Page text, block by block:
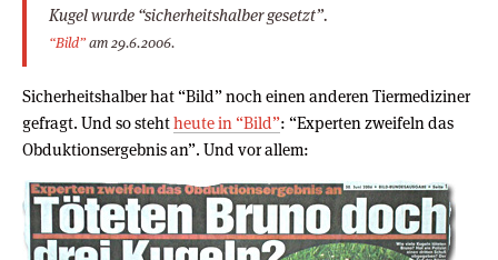
Kugel wurde “sicherheitshalber gesetzt”.
“Bild”am 29.6.2006.
Sicherheitshalber hat “Bild” noch einen anderen Tiermediziner
gefragt. Und so stehtheute in “Bild”: “Experten zweifeln das
Obduktionsergebnis an”. Und vor allem: